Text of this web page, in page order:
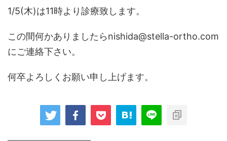
1/5(木)は11時より診療致します。
この間何かありましたらnishida@stella-ortho.com
にご連絡下さい。
何卒よろしくお願い申し上げます。